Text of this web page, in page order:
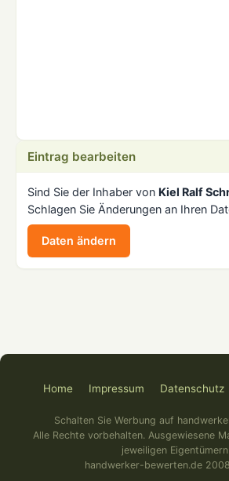
Eintrag bearbeiten
Sind Sie der Inhaber von Kiel Ralf
Schlagen Sie Änderungen an Ihren
Daten ändern
Home Impressum Datenschutz
Schalten Sie Werbung auf
Alle Rechte vorbehalten. Ausgewiesene
jeweiligen
handwerker-bewerten.de